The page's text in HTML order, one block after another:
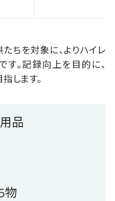
ちを対象に、よりハイレ
。記録向上を目的に、
します。
品
物